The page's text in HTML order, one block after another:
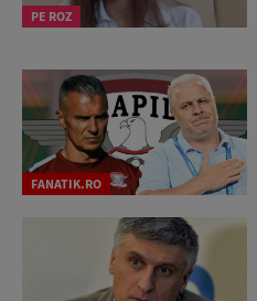
PE ROZ
FANATIK.RO